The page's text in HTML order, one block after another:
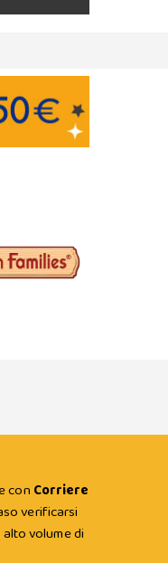
con Corriere
verificarsi
volume di